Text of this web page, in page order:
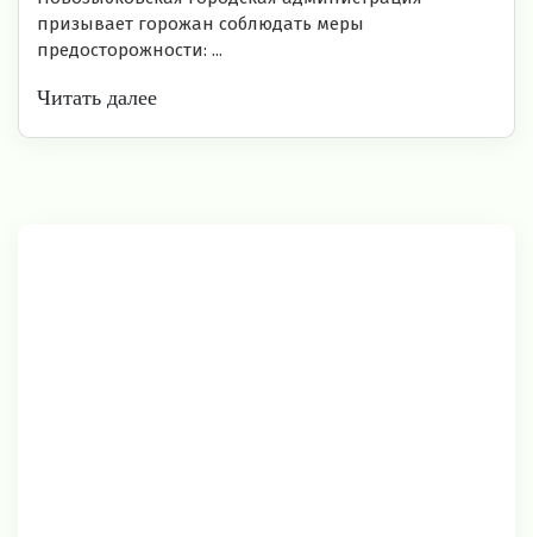
призывает горожан соблюдать меры
предосторожности: ...
Читать далее